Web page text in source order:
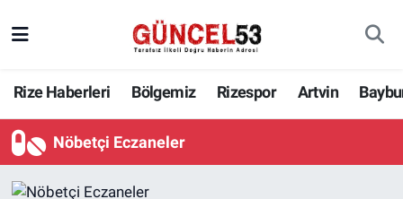
Rize Haberleri Bölgemiz Rizespor Artvin
Nöbetçi Eczaneler